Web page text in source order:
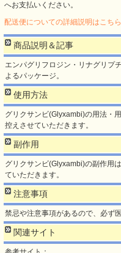
へお支払いください。
配送便についての詳細説明はこちら
商品説明＆記事
エンパグリフロジン・リナグリプ
よるパッケージ。
使用方法
グリクサンビ(Glyxambi)の用法・
控えさせていただきます。
副作用
グリクサンビ(Glyxambi)の副作用
ていただきます。
注意事項
禁忌や注意事項があるので、必ず
関連サイト